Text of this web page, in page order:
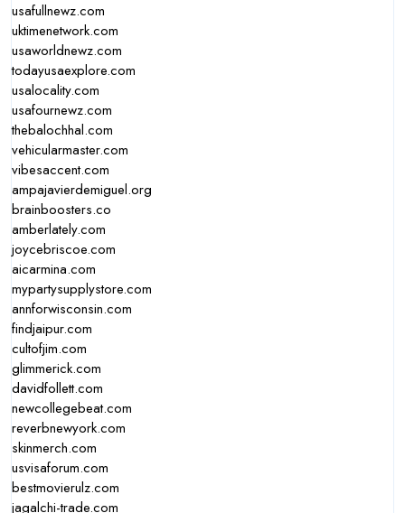
usafullnewz.com
uktimenetwork.com
usaworldnewz.com
todayusaexplore.com
usalocality.com
usafournewz.com
thebalochhal.com
vehicularmaster.com
vibesaccent.com
ampajavierdemiguel.org
brainboosters.co
amberlately.com
joycebriscoe.com
aicarmina.com
mypartysupplystore.com
annforwisconsin.com
findjaipur.com
cultofjim.com
glimmerick.com
davidfollett.com
newcollegebeat.com
reverbnewyork.com
skinmerch.com
usvisaforum.com
bestmovierulz.com
jagalchi-trade.com